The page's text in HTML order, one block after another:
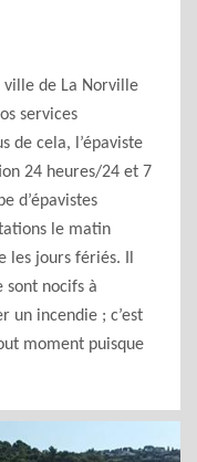
ville de La Norville
services
de cela, l’épaviste
24 heures/24 et 7
d’épavistes
le matin
jours fériés. Il
sont nocifs à
un incendie ; c’est
moment puisque